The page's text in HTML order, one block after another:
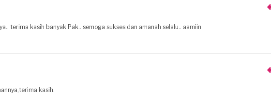
terima kasih banyak Pak.. semoga sukses dan amanah selalu.. aamiin
kasih.